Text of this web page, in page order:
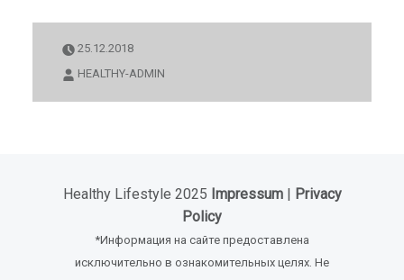
25.12.2018
HEALTHY-ADMIN
Healthy Lifestyle 2025 Impressum|
Privacy
Policy
*Информация на сайте предоставлена
исключительно в ознакомительных целях. Не